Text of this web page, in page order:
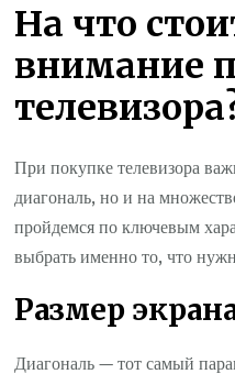
На что
внимание
При покупке телевизора
диагональ, но и на
пройдемся по ключевым
выбрать именно то, что
Размер
Диагональ — тот самый